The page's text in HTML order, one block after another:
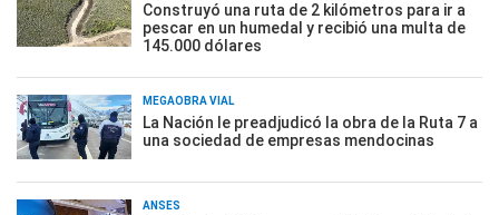
Construyó una ruta de 2 kilómetros para ir a
pescar en un humedal y recibió una multa de
145.000 dólares
MEGAOBRA VIAL
La Nación le preadjudicó la obra de la Ruta 7 a
una sociedad de empresas mendocinas
ANSES